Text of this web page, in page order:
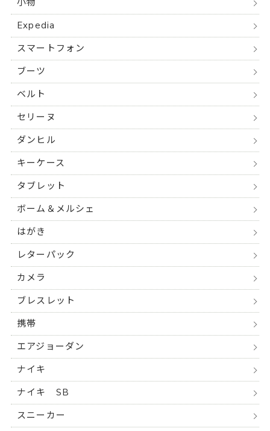
小物
Expedia
スマートフォン
ブーツ
ベルト
セリーヌ
ダンヒル
キーケース
タブレット
ボーム＆メルシェ
はがき
レターパック
カメラ
ブレスレット
携帯
エアジョーダン
ナイキ
ナイキ SB
スニーカー